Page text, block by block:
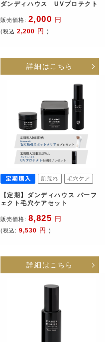
ダンディハウス UVプロテクト
販売価格: 2,000 円
(税込 2,200 円 )
詳細はこちら
【定期】ダンディハウス パーフ
ェクト毛穴ケアセット
販売価格: 8,825 円
(税込: 9,530 円 )
詳細はこちら